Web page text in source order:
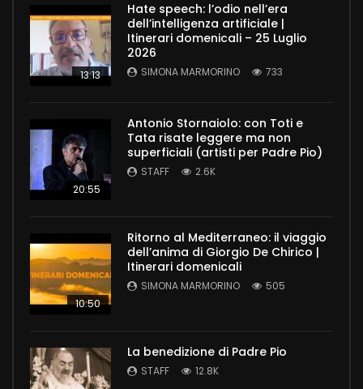
13:13
Hate speech: l’odio nell’era
dell’intelligenza artificiale |
Itinerari domenicali – 25 Luglio
2026
SIMONA MARMORINO 733
20:55
Antonio Stornaiolo: con Toti e
Tata risate leggere ma non
superficiali (artisti per Padre Pio)
STAFF 2.6K
10:50
Ritorno al Mediterraneo: il viaggio
dell’anima di Giorgio De Chirico |
Itinerari domenicali
SIMONA MARMORINO 505
La benedizione di Padre Pio
STAFF 12.8K